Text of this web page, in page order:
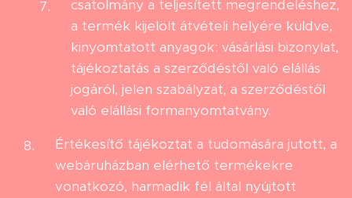
csatolmány a teljesített megrendeléshez,
a termék kijelölt átvételi helyére küldve,
kinyomtatott anyagok: vásárlási bizonylat,
tájékoztatás a szerződéstől való elállás
jogáról, jelen szabályzat, a szerződéstől
való elállási formanyomtatvány.
Értékesítő tájékoztat a tudomására jutott, a
webáruházban elérhető termékekre
vonatkozó, harmadik fél által nyújtott